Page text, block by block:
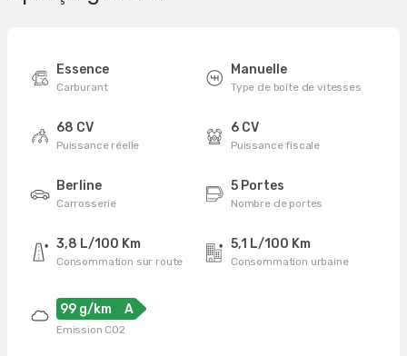
Essence
Carburant
Manuelle
Type de boîte de vitesses
68 CV
Puissance réelle
6 CV
Puissance fiscale
Berline
Carrosserie
5 Portes
Nombre de portes
3,8 L/100 Km
Consommation sur route
5,1 L/100 Km
Consommation urbaine
99 g/km A
Emission CO2